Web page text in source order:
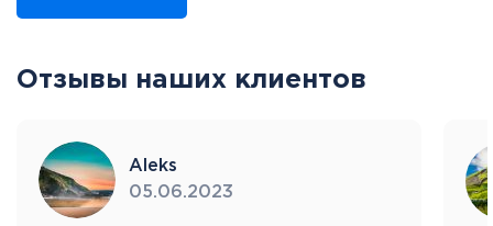
Отзывы наших клиентов
Aleks
05.06.2023